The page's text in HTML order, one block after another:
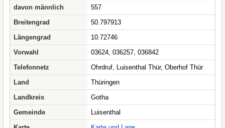
davon männlich
557
Breitengrad
50.797913
Längengrad
10.72746
Vorwahl
03624, 036257, 036842
Telefonnetz
Ohrdruf, Luisenthal Thür, Oberhof Thür
Land
Thüringen
Landkreis
Gotha
Gemeinde
Luisenthal